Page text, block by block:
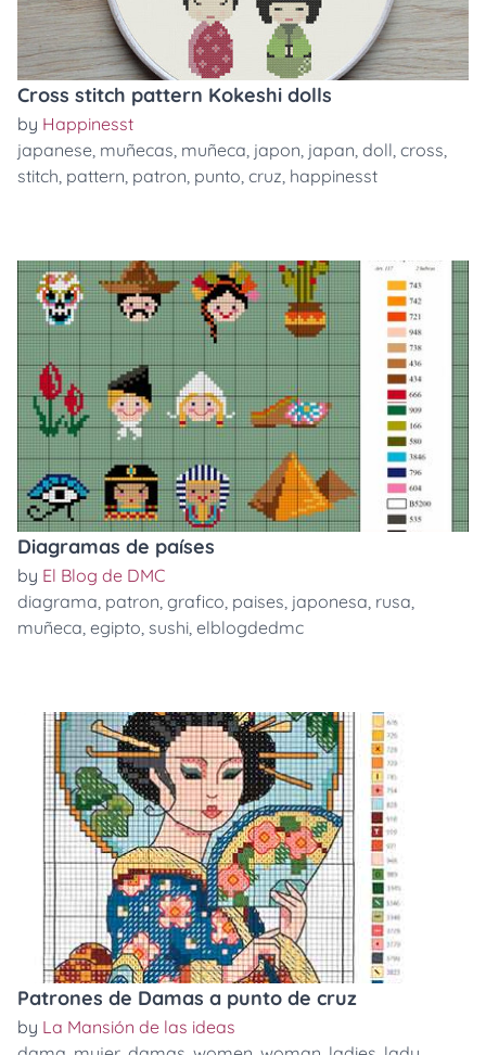
Cross stitch pattern Kokeshi dolls
by Happinesst
japanese, muñecas, muñeca, japon, japan, doll, cross,
stitch, pattern, patron, punto, cruz, happinesst
Diagramas de países
by El Blog de DMC
diagrama, patron, grafico, paises, japonesa, rusa,
muñeca, egipto, sushi, elblogdedmc
Patrones de Damas a punto de cruz
by La Mansión de las ideas